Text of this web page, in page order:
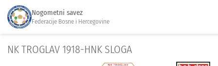
Nogometni savez
Federacije Bosne i Hercegovine
NK TROGLAV 1918-HNK SLOGA